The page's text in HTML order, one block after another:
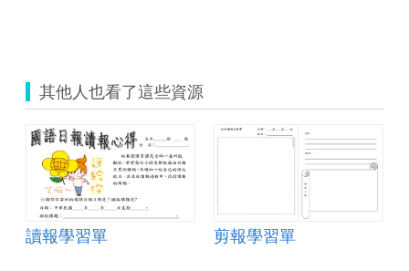
其他人也看了這些資源
讀報學習單 剪報學習單